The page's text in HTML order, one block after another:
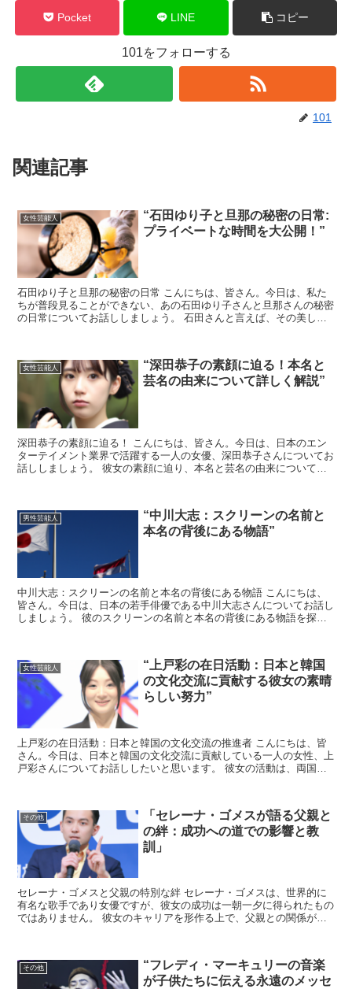
Pocket LINE コピー
101をフォローする
101
関連記事
女性芸能人
“石田ゆり子と旦那の秘密の日常:
プライベートな時間を大公開！”
石田ゆり子と旦那の秘密の日常 こんにちは、皆さん。今日は、私た
ちが普段見ることができない、あの石田ゆり子さんと旦那さんの秘密
の日常についてお話ししましょう。 石田さんと言えば、その美しい
女性芸能人
“深田恭子の素顔に迫る！本名と
芸名の由来について詳しく解説”
深田恭子の素顔に迫る！ こんにちは、皆さん。今日は、日本のエン
ターテイメント業界で活躍する一人の女優、深田恭子さんについてお
話ししましょう。 彼女の素顔に迫り、本名と芸名の由来について詳
男性芸能人
“中川大志：スクリーンの名前と
本名の背後にある物語”
中川大志：スクリーンの名前と本名の背後にある物語 こんにちは、
皆さん。今日は、日本の若手俳優である中川大志さんについてお話し
しましょう。 彼のスクリーンの名前と本名の背後にある物語を探っ
女性芸能人
“上戸彩の在日活動：日本と韓国
の文化交流に貢献する彼女の素晴
らしい努力”
上戸彩の在日活動：日本と韓国の文化交流の推進者 こんにちは、皆
さん。今日は、日本と韓国の文化交流に貢献している一人の女性、上
戸彩さんについてお話ししたいと思います。 彼女の活動は、両国の
その他
「セレーナ・ゴメスが語る父親と
の絆：成功への道での影響と教
訓」
セレーナ・ゴメスと父親の特別な絆 セレーナ・ゴメスは、世界的に
有名な歌手であり女優ですが、彼女の成功は一朝一夕に得られたもの
ではありません。 彼女のキャリアを形作る上で、父親との関係が大
その他
“フレディ・マーキュリーの音楽
が子供たちに伝える永遠のメッセ